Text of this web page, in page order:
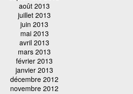
août 2013
juillet 2013
juin 2013
mai 2013
avril 2013
mars 2013
février 2013
janvier 2013
décembre 2012
novembre 2012